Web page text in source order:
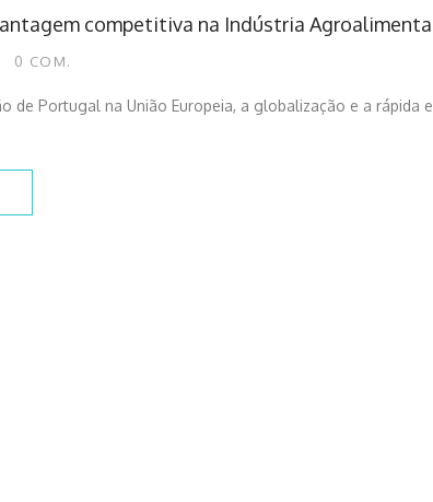
competitiva na Indústria
0 COM.
de Portugal na União Europeia, a globalização e a rápida